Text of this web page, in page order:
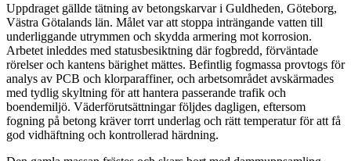
Uppdraget gällde tätning av betongskarvar i Guldheden, Göteborg,
Västra Götalands län. Målet var att stoppa inträngande vatten till
underliggande utrymmen och skydda armering mot korrosion.
Arbetet inleddes med statusbesiktning där fogbredd, förväntade
rörelser och kantens bärighet mättes. Befintlig fogmassa provtogs för
analys av PCB och klorparaffiner, och arbetsområdet avskärmades
med tydlig skyltning för att hantera passerande trafik och
boendemiljö. Väderförutsättningar följdes dagligen, eftersom
fogning på betong kräver torrt underlag och rätt temperatur för att få
god vidhäftning och kontrollerad härdning.